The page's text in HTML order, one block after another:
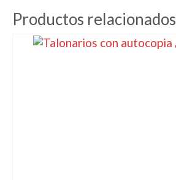
Productos relacionados